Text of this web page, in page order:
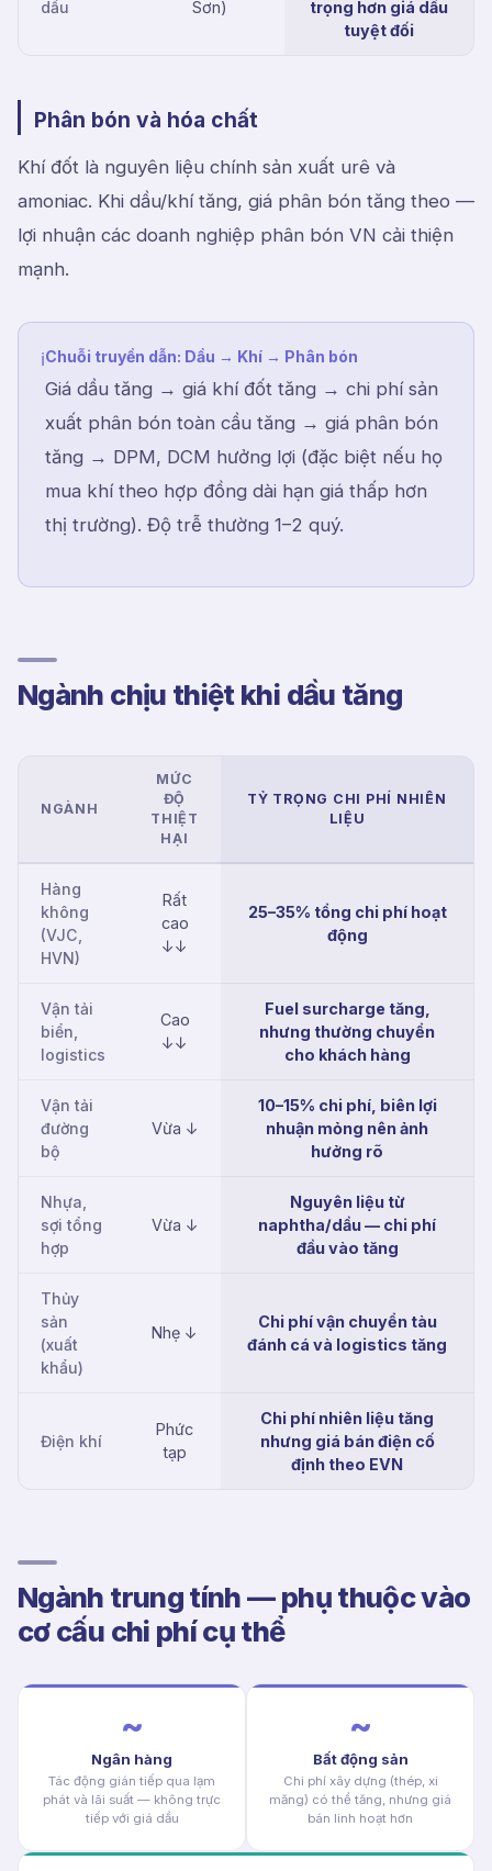
dầu Sơn)
trọng hơn giá dầu
tuyệt đối
Phân bón và hóa chất
Khí đốt là nguyên liệu chính sản xuất urê và
amoniac. Khi dầu/khí tăng, giá phân bón tăng theo —
lợi nhuận các doanh nghiệp phân bón VN cải thiện
mạnh.
ℹChuỗi truyền dẫn: Dầu → Khí → Phân bón
Giá dầu tăng → giá khí đốt tăng → chi phí sản
xuất phân bón toàn cầu tăng → giá phân bón
tăng → DPM, DCM hưởng lợi (đặc biệt nếu họ
mua khí theo hợp đồng dài hạn giá thấp hơn
thị trường). Độ trễ thường 1–2 quý.
Ngành chịu thiệt khi dầu tăng
NGÀNH
MỨC
ĐỘ
THIỆT
HẠI
TỶ TRỌNG CHI PHÍ NHIÊN
LIỆU
Hàng
không
(VJC,
HVN)
Rất
cao
↓↓
25–35% tổng chi phí hoạt
động
Vận tải
biển,
logistics
Cao
↓↓
Fuel surcharge tăng,
nhưng thường chuyển
cho khách hàng
Vận tải
đường
bộ
Vừa ↓
10–15% chi phí, biên lợi
nhuận mỏng nên ảnh
hưởng rõ
Nhựa,
sợi tổng
hợp
Vừa ↓
Nguyên liệu từ
naphtha/dầu — chi phí
đầu vào tăng
Thủy
sản
(xuất
khẩu)
Nhẹ ↓
Chi phí vận chuyển tàu
đánh cá và logistics tăng
Điện khí
Phức
tạp
Chi phí nhiên liệu tăng
nhưng giá bán điện cố
định theo EVN
Ngành trung tính — phụ thuộc vào
cơ cấu chi phí cụ thể
~
Ngân hàng
Tác động gián tiếp qua lạm
phát và lãi suất — không trực
tiếp với giá dầu
~
Bất động sản
Chi phí xây dựng (thép, xi
măng) có thể tăng, nhưng giá
bán linh hoạt hơn